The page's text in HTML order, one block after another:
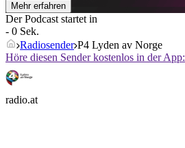
Mehr erfahren
Der Podcast startet in
- 0 Sek.
Radiosender P4 Lyden av Norge
Höre diesen Sender kostenlos in der App:
radio.at